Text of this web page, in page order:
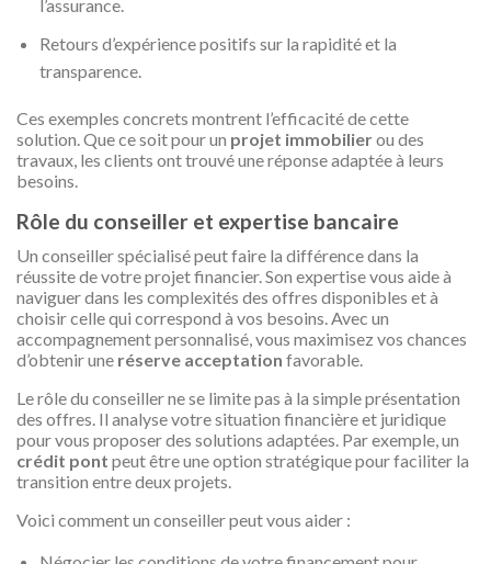
l’assurance.
Retours d’expérience positifs sur la rapidité et la
transparence.
Ces exemples concrets montrent l’efficacité de cette
solution. Que ce soit pour un projet immobilierou des
travaux, les clients ont trouvé une réponse adaptée à leurs
besoins.
Rôle du conseiller et expertise bancaire
Un conseiller spécialisé peut faire la différence dans la
réussite de votre projet financier. Son expertise vous aide à
naviguer dans les complexités des offres disponibles et à
choisir celle qui correspond à vos besoins. Avec un
accompagnement personnalisé, vous maximisez vos chances
d’obtenir une réserve acceptation favorable.
Le rôle du conseiller ne se limite pas à la simple présentation
des offres. Il analyse votre situation financière et juridique
pour vous proposer des solutions adaptées. Par exemple, un
crédit pont peut être une option stratégique pour faciliter la
transition entre deux projets.
Voici comment un conseiller peut vous aider :